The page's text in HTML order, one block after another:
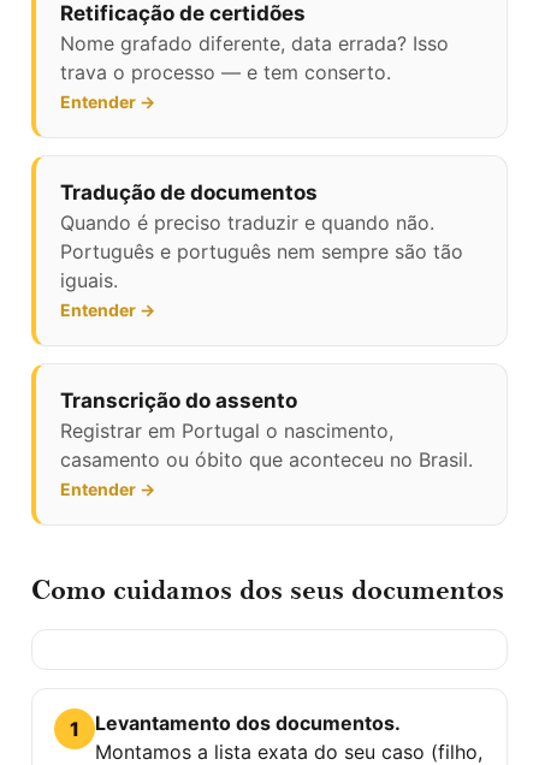
Retificação de certidões
Nome grafado diferente, data errada? Isso
trava o processo — e tem conserto.
Entender →
Tradução de documentos
Quando é preciso traduzir e quando não.
Português e português nem sempre são tão
iguais.
Entender →
Transcrição do assento
Registrar em Portugal o nascimento,
casamento ou óbito que aconteceu no Brasil.
Entender →
Como cuidamos dos seus documentos
1
Levantamento dos documentos.
Montamos a lista exata do seu caso (filho,